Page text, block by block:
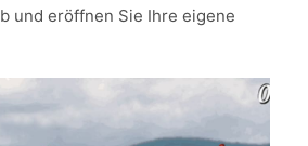
und eröffnen Sie Ihre eigene